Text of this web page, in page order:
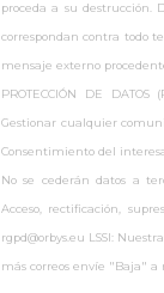
proceda a su destrucción.
correspondan contra todo
mensaje externo
PROTECCIÓN DE DATOS
Gestionar cualquier
Consentimiento del
No se cederán datos a
Acceso, rectificación,
rgpd@orbys.eu LSSI:
más correos envíe "Baja" a